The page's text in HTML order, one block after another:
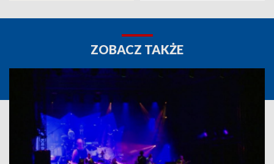
ZOBACZ TAKŻE